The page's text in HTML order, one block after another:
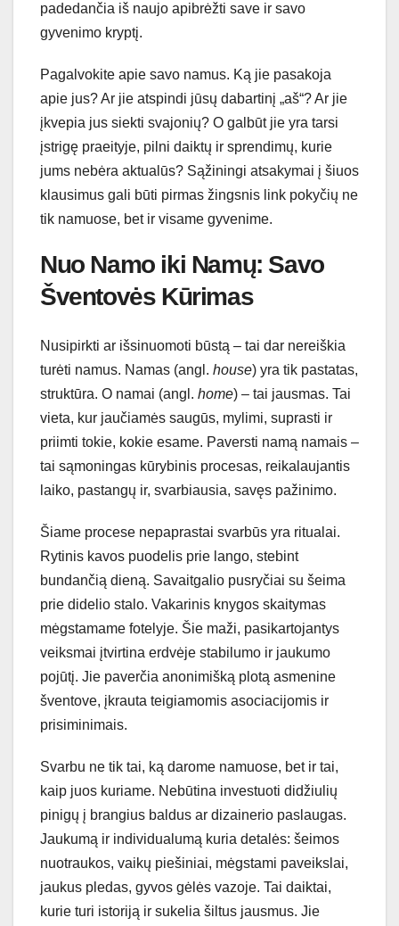
padedančia iš naujo apibrėžti save ir savo
gyvenimo kryptį.
Pagalvokite apie savo namus. Ką jie pasakoja
apie jus? Ar jie atspindi jūsų dabartinį „aš“? Ar jie
įkvepia jus siekti svajonių? O galbūt jie yra tarsi
įstrigę praeityje, pilni daiktų ir sprendimų, kurie
jums nebėra aktualūs? Sąžiningi atsakymai į šiuos
klausimus gali būti pirmas žingsnis link pokyčių ne
tik namuose, bet ir visame gyvenime.
Nuo Namo iki Namų: Savo
Šventovės Kūrimas
Nusipirkti ar išsinuomoti būstą – tai dar nereiškia
turėti namus. Namas (angl. house) yra tik pastatas,
struktūra. O namai (angl. home) – tai jausmas. Tai
vieta, kur jaučiamės saugūs, mylimi, suprasti ir
priimti tokie, kokie esame. Paversti namą namais –
tai sąmoningas kūrybinis procesas, reikalaujantis
laiko, pastangų ir, svarbiausia, savęs pažinimo.
Šiame procese nepaprastai svarbūs yra ritualai.
Rytinis kavos puodelis prie lango, stebint
bundančią dieną. Savaitgalio pusryčiai su šeima
prie didelio stalo. Vakarinis knygos skaitymas
mėgstamame fotelyje. Šie maži, pasikartojantys
veiksmai įtvirtina erdvėje stabilumo ir jaukumo
pojūtį. Jie paverčia anonimišką plotą asmenine
šventove, įkrauta teigiamomis asociacijomis ir
prisiminimais.
Svarbu ne tik tai, ką darome namuose, bet ir tai,
kaip juos kuriame. Nebūtina investuoti didžiulių
pinigų į brangius baldus ar dizainerio paslaugas.
Jaukumą ir individualumą kuria detalės: šeimos
nuotraukos, vaikų piešiniai, mėgstami paveikslai,
jaukus pledas, gyvos gėlės vazoje. Tai daiktai,
kurie turi istoriją ir sukelia šiltus jausmus. Jie